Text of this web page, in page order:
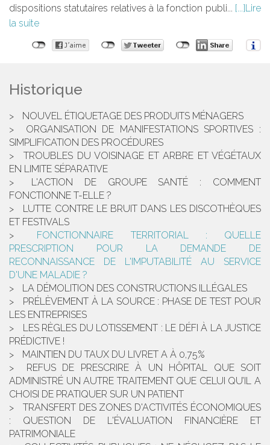
dispositions statutaires relatives à la fonction publi...
Lire
la suite
Historique
NOUVEL ÉTIQUETAGE DES PRODUITS MÉNAGERS
ORGANISATION DE MANIFESTATIONS SPORTIVES :
SIMPLIFICATION DES PROCÉDURES
TROUBLES DU VOISINAGE ET ARBRE ET VÉGÉTAUX
EN LIMITE SÉPARATIVE
L'ACTION DE GROUPE SANTÉ : COMMENT
FONCTIONNE T-ELLE ?
LUTTE CONTRE LE BRUIT DANS LES DISCOTHÈQUES
ET FESTIVALS
FONCTIONNAIRE TERRITORIAL : QUELLE
PRESCRIPTION POUR LA DEMANDE DE
RECONNAISSANCE DE L'IMPUTABILITÉ AU SERVICE
D'UNE MALADIE ?
LA DÉMOLITION DES CONSTRUCTIONS ILLÉGALES
PRÉLÈVEMENT À LA SOURCE : PHASE DE TEST POUR
LES ENTREPRISES
LES RÈGLES DU LOTISSEMENT : LE DÉFI À LA JUSTICE
PRÉDICTIVE !
MAINTIEN DU TAUX DU LIVRET A À 0,75%
REFUS DE PRESCRIRE À UN HÔPITAL QUE SOIT
ADMINISTRÉ UN AUTRE TRAITEMENT QUE CELUI QU’IL A
CHOISI DE PRATIQUER SUR UN PATIENT
TRANSFERT DES ZONES D'ACTIVITÉS ÉCONOMIQUES
: QUESTION DE L'ÉVALUATION FINANCIÈRE ET
PATRIMONIALE